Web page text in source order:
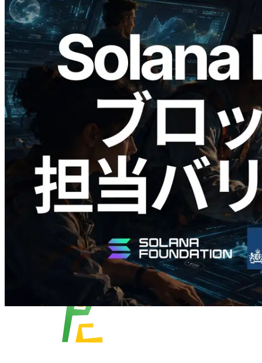
2026.05.24
Validators Solutions、Solana ブロックア
ナライザーを公開 — slot 単位のブロッ
ク生成時間と担当バリデータを視覚化
この記事を読む
さらに読み込む